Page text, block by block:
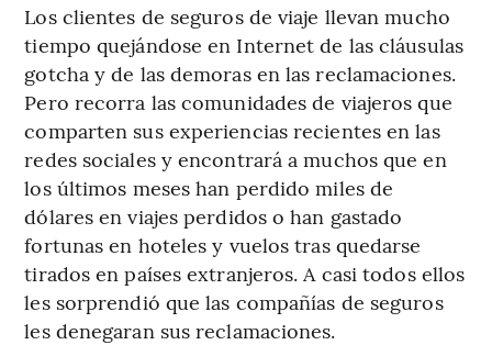
Los clientes de seguros de viaje llevan mucho
tiempo quejándose en Internet de las cláusulas
gotcha y de las demoras en las reclamaciones.
Pero recorra las comunidades de viajeros que
comparten sus experiencias recientes en las
redes sociales y encontrará a muchos que en
los últimos meses han perdido miles de
dólares en viajes perdidos o han gastado
fortunas en hoteles y vuelos tras quedarse
tirados en países extranjeros. A casi todos ellos
les sorprendió que las compañías de seguros
les denegaran sus reclamaciones.